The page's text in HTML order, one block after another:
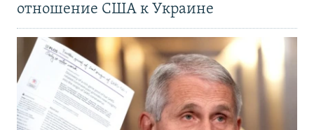
отношение США к Украине